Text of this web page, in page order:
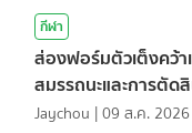
กีฬา
ส่องฟอร์มตัวเต็งคว้า
สมรรถนะและการตัด
Jaychou |09 ส.ค. 2026